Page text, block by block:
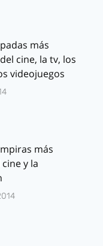
más
cine, la tv, los
videojuegos
más
y la